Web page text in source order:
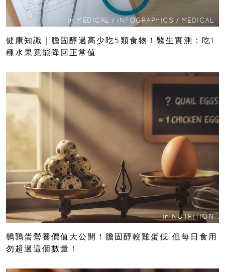
In MEDICAL / INFOGRAPHICS / MEDICAL
健康知識｜膽固醇過高少吃5類食物！醫生實測：吃1
種水果竟能降回正常值
In NUTRITION
鵪鶉蛋營養價值大公開！膽固醇較雞蛋低 但每日食用
勿超過這個數量！